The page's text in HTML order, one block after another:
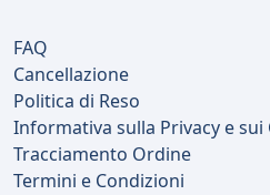
FAQ
Cancellazione
Politica di Reso
Informativa sulla Privacy e sui
Tracciamento Ordine
Termini e Condizioni